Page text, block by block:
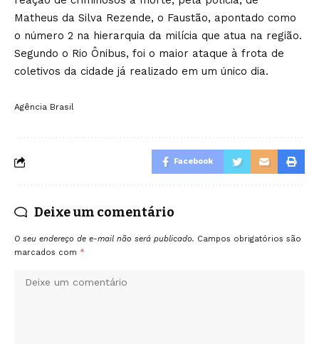
Matheus da Silva Rezende, o Faustão, apontado como
o número 2 na hierarquia da milícia que atua na região.
Segundo o Rio Ônibus, foi o maior ataque à frota de
coletivos da cidade já realizado em um único dia.
Agência Brasil
Facebook
Deixe um comentário
O seu endereço de e-mail não será publicado. Campos obrigatórios são
marcados com *